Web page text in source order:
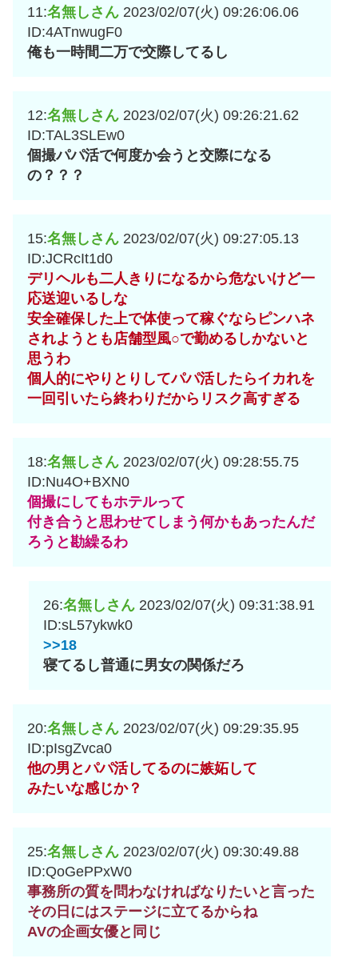
11:名無しさん 2023/02/07(火) 09:26:06.06
ID:4ATnwugF0
俺も一時間二万で交際してるし
12:名無しさん 2023/02/07(火) 09:26:21.62
ID:TAL3SLEw0
個撮パパ活で何度か会うと交際になる
の？？？
15:名無しさん 2023/02/07(火) 09:27:05.13
ID:JCRcIt1d0
デリヘルも二人きりになるから危ないけど一
応送迎いるしな
安全確保した上で体使って稼ぐならピンハネ
されようとも店舗型風○で勤めるしかないと
思うわ
個人的にやりとりしてパパ活したらイカれを
一回引いたら終わりだからリスク高すぎる
18:名無しさん 2023/02/07(火) 09:28:55.75
ID:Nu4O+BXN0
個撮にしてもホテルって
付き合うと思わせてしまう何かもあったんだ
ろうと勘繰るわ
26:名無しさん 2023/02/07(火) 09:31:38.91
ID:sL57ykwk0
>>18
寝てるし普通に男女の関係だろ
20:名無しさん 2023/02/07(火) 09:29:35.95
ID:pIsgZvca0
他の男とパパ活してるのに嫉妬して
みたいな感じか？
25:名無しさん 2023/02/07(火) 09:30:49.88
ID:QoGePPxW0
事務所の質を問わなければなりたいと言った
その日にはステージに立てるからね
AVの企画女優と同じ